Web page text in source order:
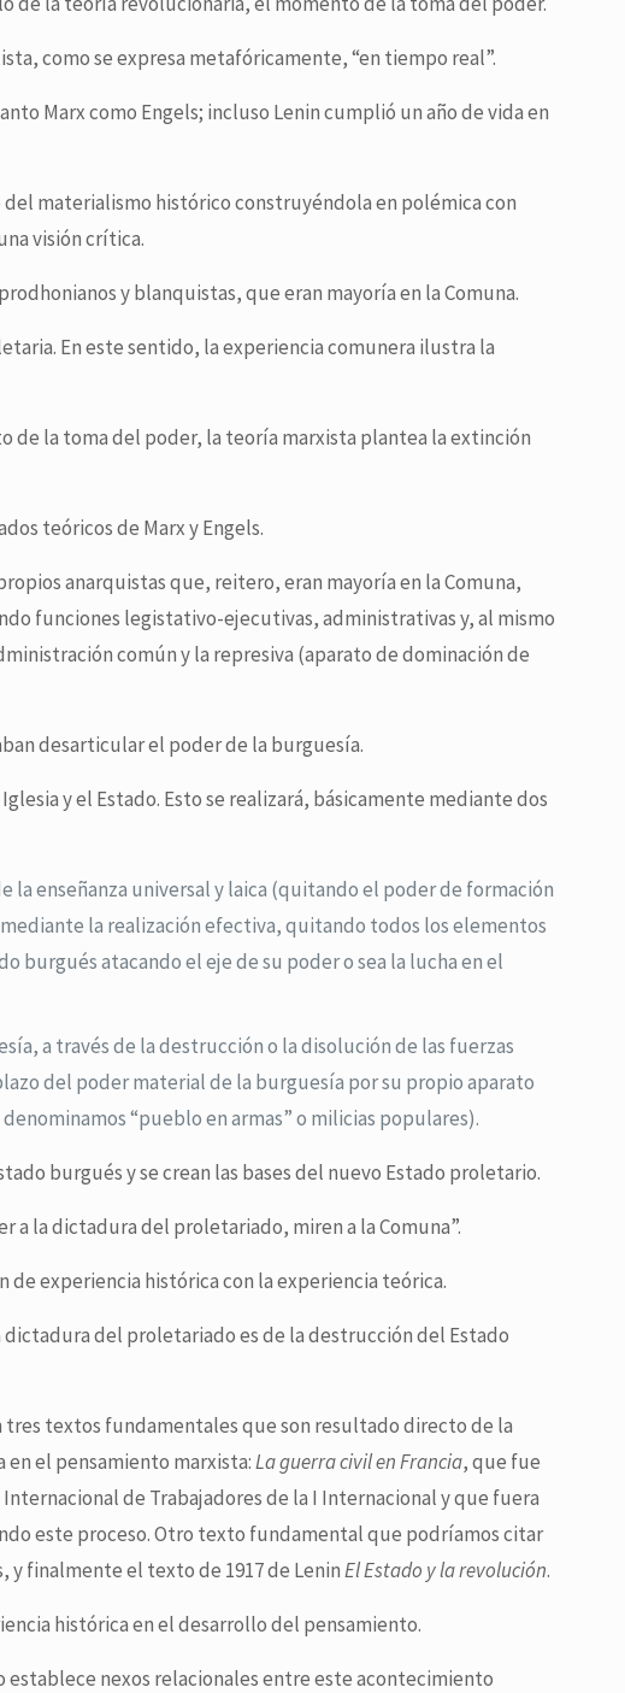
como se expresa metafóricamente, “en tiempo real”.
Marx como Engels; incluso Lenin cumplió un año de vida en
materialismo histórico construyéndola en polémica con
visión crítica.
y blanquistas, que eran mayoría en la Comuna.
En este sentido, la experiencia comunera ilustra la
de la toma del poder, la teoría marxista plantea la extinción
teóricos de Marx y Engels.
anarquistas que, reitero, eran mayoría en la Comuna,
funciones legistativo-ejecutivas, administrativas y, al mismo
común y la represiva (aparato de dominación de
desarticular el poder de la burguesía.
y el Estado. Esto se realizará, básicamente mediante dos
la enseñanza universal y laica (quitando el poder de formación
la realización efectiva, quitando todos los elementos
burgués atacando el eje de su poder o sea la lucha en el
a través de la destrucción o la disolución de las fuerzas
del poder material de la burguesía por su propio aparato
“pueblo en armas” o milicias populares).
burgués y se crean las bases del nuevo Estado proletario.
a la dictadura del proletariado, miren a la Comuna”.
experiencia histórica con la experiencia teórica.
del proletariado es de la destrucción del Estado
tres textos fundamentales que son resultado directo de la
en el pensamiento marxista:La guerra civil en Francia, que fue
de Trabajadores de la I Internacional y que fuera
este proceso. Otro texto fundamental que podríamos citar
y finalmente el texto de 1917 de LeninEl Estado y la revolución.
histórica en el desarrollo del pensamiento.
establece nexos relacionales entre este acontecimiento